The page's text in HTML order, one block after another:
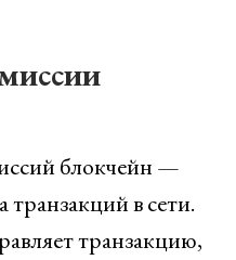
блокчейн —
в сети.
транзакцию,